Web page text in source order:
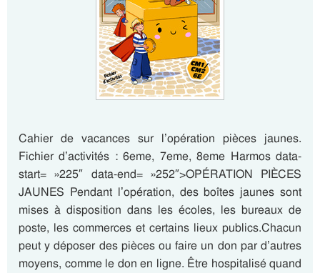
Cahier de vacances sur l’opération pièces jaunes.
Fichier d’activités : 6eme, 7eme, 8eme Harmos data-
start= »225″ data-end= »252″>OPÉRATION PIÈCES
JAUNES Pendant l’opération, des boîtes jaunes sont
mises à disposition dans les écoles, les bureaux de
poste, les commerces et certains lieux publics.Chacun
peut y déposer des pièces ou faire un don par d’autres
moyens, comme le don en ligne. Être hospitalisé quand